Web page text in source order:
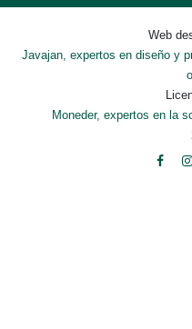
Web
Javajan, expertos en diseño y
Moneder, expertos en la